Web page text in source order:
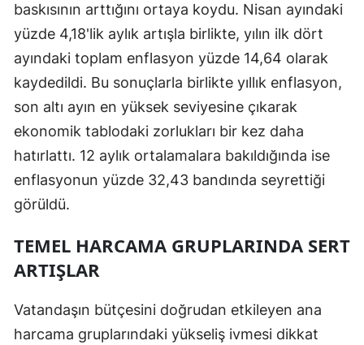
baskısının arttığını ortaya koydu. Nisan ayındaki
yüzde 4,18'lik aylık artışla birlikte, yılın ilk dört
ayındaki toplam enflasyon yüzde 14,64 olarak
kaydedildi. Bu sonuçlarla birlikte yıllık enflasyon,
son altı ayın en yüksek seviyesine çıkarak
ekonomik tablodaki zorlukları bir kez daha
hatırlattı. 12 aylık ortalamalara bakıldığında ise
enflasyonun yüzde 32,43 bandında seyrettiği
görüldü.
TEMEL HARCAMA GRUPLARINDA SERT
ARTIŞLAR
Vatandaşın bütçesini doğrudan etkileyen ana
harcama gruplarındaki yükseliş ivmesi dikkat